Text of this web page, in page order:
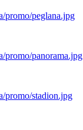
promo/peglana.jpg
promo/panorama.jpg
promo/stadion.jpg